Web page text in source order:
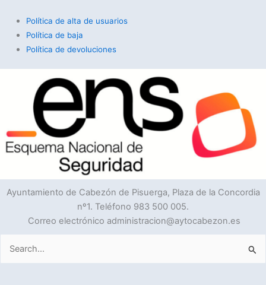
Política de alta de usuarios
Política de baja
Política de devoluciones
Ayuntamiento de Cabezón de Pisuerga, Plaza de la Concordia
nº1. Teléfono 983 500 005.
Correo electrónico administracion@aytocabezon.es
Buscar
por: